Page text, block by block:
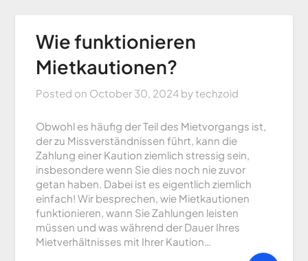
Wie funktionieren
Mietkautionen?
Posted on October 30, 2024 bytechzoid
Obwohl es häufig der Teil des Mietvorgangs ist,
der zu Missverständnissen führt, kann die
Zahlung einer Kaution ziemlich stressig sein,
insbesondere wenn Sie dies noch nie zuvor
getan haben. Dabei ist es eigentlich ziemlich
einfach! Wir besprechen, wie Mietkautionen
funktionieren, wann Sie Zahlungen leisten
müssen und was während der Dauer Ihres
Mietverhältnisses mit Ihrer Kaution…